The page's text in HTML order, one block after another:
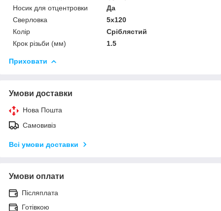
Носик для отцентровки
Да
Сверловка
5х120
Колір
Сріблястий
Крок різьби (мм)
1.5
Приховати
Умови доставки
Нова Пошта
Самовивіз
Всі умови доставки
Умови оплати
Післяплата
Готівкою